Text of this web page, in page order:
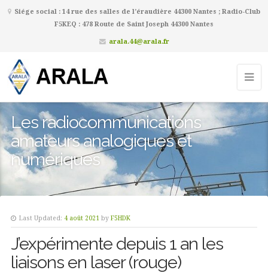
Siége social : 14 rue des salles de l’éraudière 44300 Nantes ; Radio-Club
F5KEQ : 478 Route de Saint Joseph 44300 Nantes
arala.44@arala.fr
Les radiocommunications
amateurs analogiques et
numériques
Last Updated: 4 août 2021 by F5HDK
J’expérimente depuis 1 an les
liaisons en laser (rouge)